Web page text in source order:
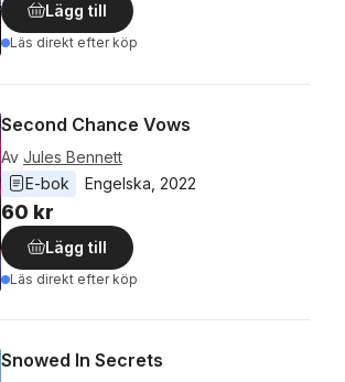
Lägg till
Läs direkt efter köp
Second Chance Vows
Av Jules Bennett
E-bok
Engelska 2022
60 kr
Lägg till
Läs direkt efter köp
Snowed In Secrets